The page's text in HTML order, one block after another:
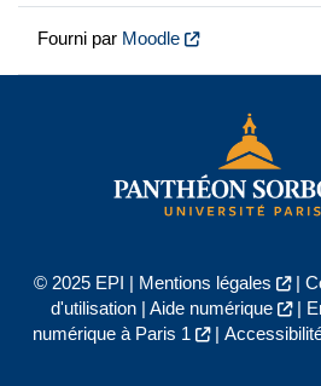
Fourni par Moodle
© 2025 EPI | Mentions légales |
d'utilisation| Aide numérique |
numérique à Paris 1
|